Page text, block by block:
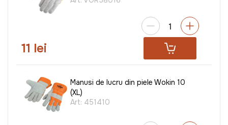
11 lei
Manusi de lucru din piele Wokin 10
(XL)
Art: 451410